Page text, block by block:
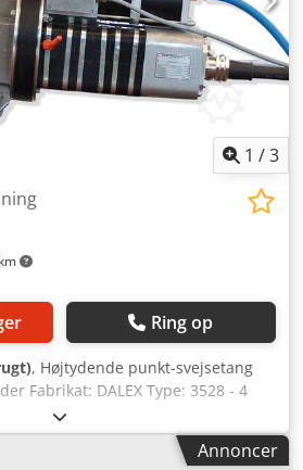
1 /3
Ring op
, Højtydende punkt-svejsetang
Fabrikat: DALEX Type: 3528 - 4
ED: 63 kVA Sekundær
kA Chedpfx Aski Tkpsbuja
daN Dobbeltslagcylinder med lang
Annoncer